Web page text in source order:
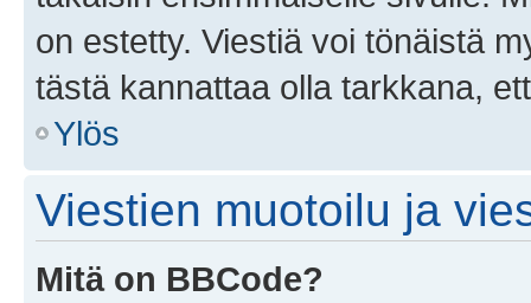
on estetty. Viestiä voi tönäistä
tästä kannattaa olla tarkkana,
Ylös
Viestien muotoilu ja
Mitä on BBCode?